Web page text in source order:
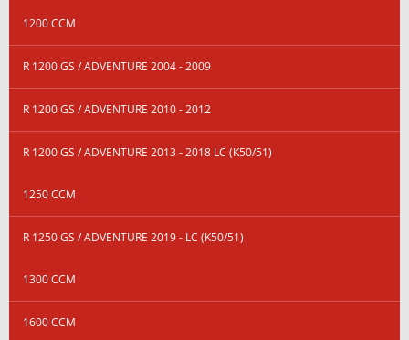
1200 CCM
R 1200 GS / ADVENTURE 2004 - 2009
R 1200 GS / ADVENTURE 2010 - 2012
R 1200 GS / ADVENTURE 2013 - 2018 LC (K50/51)
1250 CCM
R 1250 GS / ADVENTURE 2019 - LC (K50/51)
1300 CCM
1600 CCM